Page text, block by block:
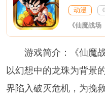
动漫
游戏简介：《仙魔
以幻想中的龙珠为背景
界陷入破灭危机，为挽